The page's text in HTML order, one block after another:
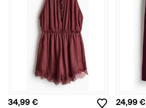
34,99 € 24,99 €